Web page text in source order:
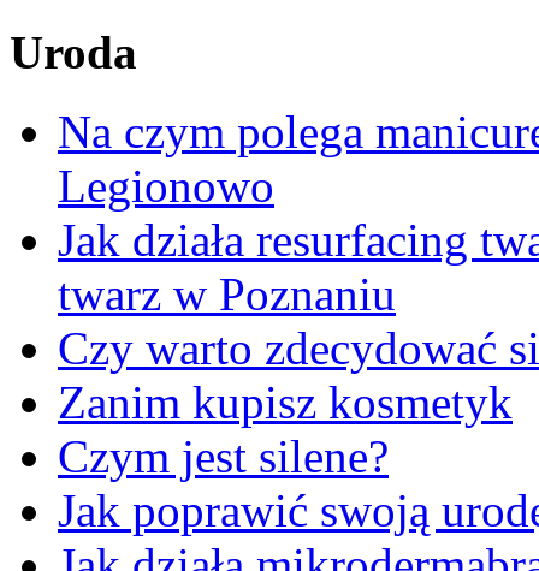
Uroda
Na czym polega
Legionowo
Jak działa resurfacing
twarz w Poznaniu
Czy warto zdecydować
Zanim kupisz kosmetyk
Czym jest silene?
Jak poprawić swoją